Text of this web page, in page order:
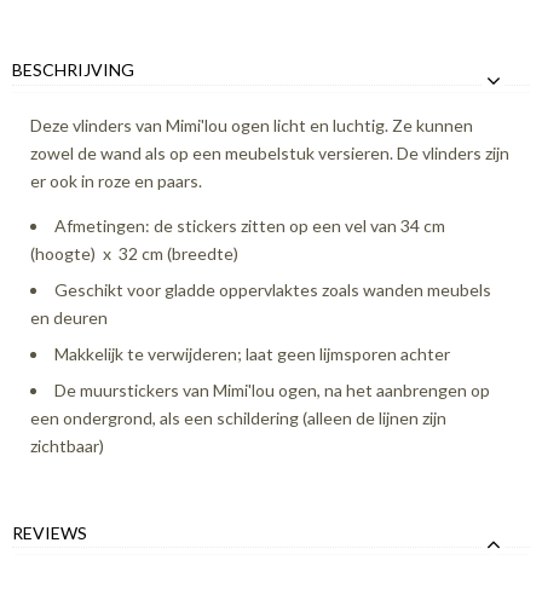
BESCHRIJVING
Deze vlinders van Mimi'lou ogen licht en luchtig. Ze kunnen
zowel de wand als op een meubelstuk versieren. De vlinders zijn
er ook in roze en paars.
Afmetingen: de stickers zitten op een vel van 34 cm
(hoogte) x 32 cm (breedte)
Geschikt voor gladde oppervlaktes zoals wanden meubels
en deuren
Makkelijk te verwijderen; laat geen lijmsporen achter
De muurstickers van Mimi'lou ogen, na het aanbrengen op
een ondergrond, als een schildering (alleen de lijnen zijn
zichtbaar)
REVIEWS